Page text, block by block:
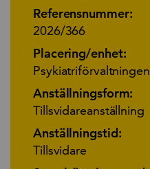
Referensnummer:
2026/366
Placering/enhet:
Psykiatriförvaltningen
Anställningsform:
Tillsvidareanställning
Anställningstid:
Tillsvidare